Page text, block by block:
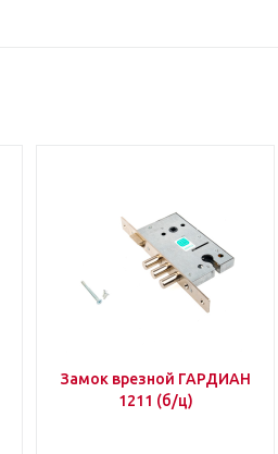
Замок врезной ГАРДИАН
1211 (б/ц)